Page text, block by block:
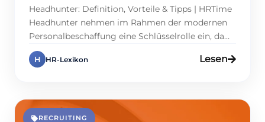
Headhunter: Definition, Vorteile & Tipps | HRTime
Headhunter nehmen im Rahmen der modernen
Personalbeschaffung eine Schlüsselrolle ein, da
sie gezielt auf die Suche nach hochqualifizierten
Fachkräften für Unternehmen gehen.
Positionen mit hochqualifizierten Kandidaten zu
besetzen. Welche Aufgaben haben
H HR-Lexikon Lesen
RECRUITING